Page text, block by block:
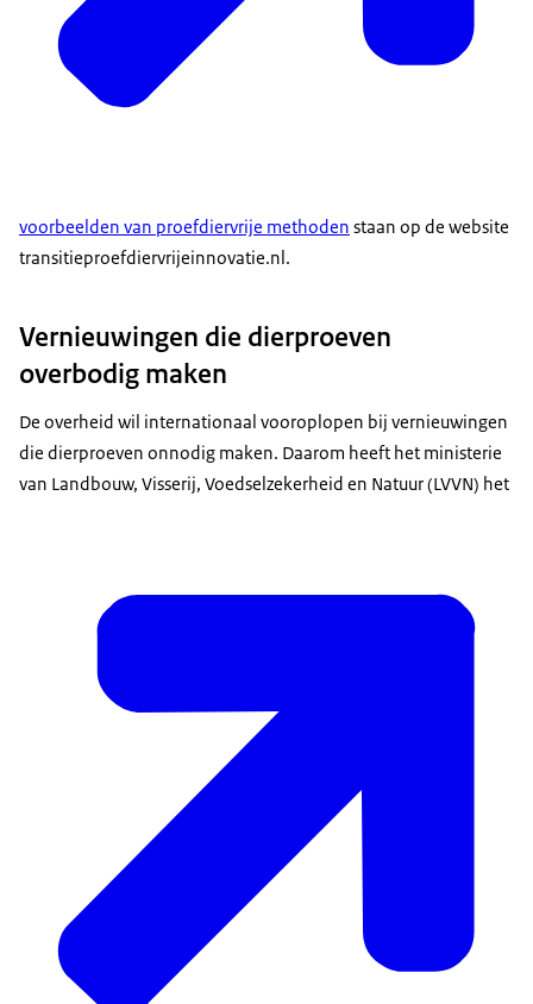
voorbeelden van proefdiervrije methoden staan op de website
transitieproefdiervrijeinnovatie.nl.
Vernieuwingen die dierproeven
overbodig maken
De overheid wil internationaal vooroplopen bij vernieuwingen
die dierproeven onnodig maken. Daarom heeft het ministerie
van Landbouw, Visserij, Voedselzekerheid en Natuur (LVVN) het